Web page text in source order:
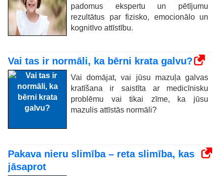
padomus ekspertu un pētījumu
rezultātus par fizisko, emocionālo un
kognitīvo attīstību.
Vai tas ir normāli, ka bērni krata galvu?
Vai domājat, vai jūsu mazuļa galvas
kratīšana ir saistīta ar medicīnisku
problēmu vai tikai zīme, ka jūsu
mazulis attīstās normāli?
Pakava nieru slimība – reta slimība, kas
jāsaprot